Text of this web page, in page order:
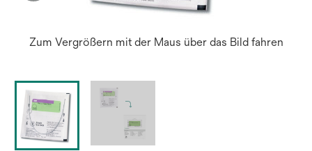
Zum Vergrößern mit der Maus über das Bild fahren